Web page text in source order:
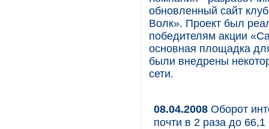
обновленный сайт
Волк». Проект был
победителям акции
основная площадка
были внедрены
сети.
08.04.2008 Оборот
почти в 2 раза до